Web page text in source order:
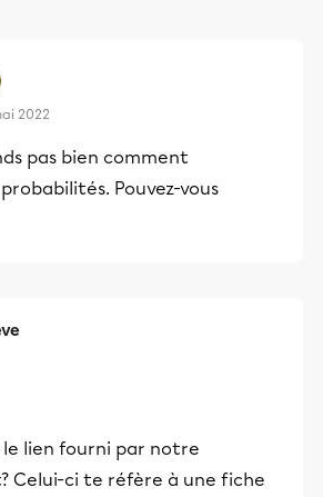
2022
pas bien comment
Pouvez-vous
lien fourni par notre
Celui-ci te réfère à une fiche